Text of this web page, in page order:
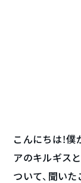
こんにちは！
アのキルギス
ついて、聞い